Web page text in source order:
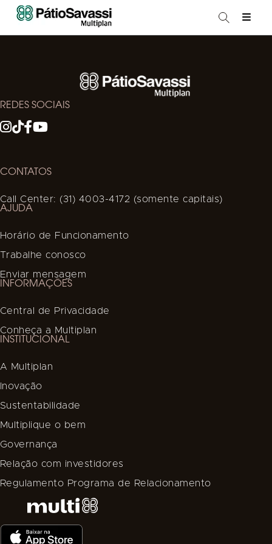
REDES SOCIAIS
CONTATOS
Call Center: (31) 4003-4172 (somente capitais)
AJUDA
Horário de Funcionamento
Trabalhe conosco
Enviar mensagem
INFORMAÇÕES
Central de Privacidade
Conheça a Multiplan
INSTITUCIONAL
A Multiplan
Inovação
Sustentabilidade
Multiplique o bem
Governança
Relação com investidores
Regulamento Programa de Relacionamento